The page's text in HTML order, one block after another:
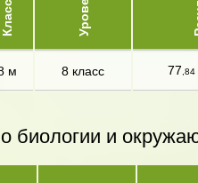
Класс
м 8 класс 77 ,84
биологии и